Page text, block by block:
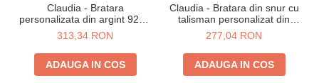
Claudia - Bratara
personalizata din argint 925 -
Inimioara
313,34 RON
ADAUGA IN COS
Claudia - Bratara din snur cu
talisman personalizat din
argint 925 placat cu aur 24K -
Inimioara
277,04 RON
ADAUGA IN COS